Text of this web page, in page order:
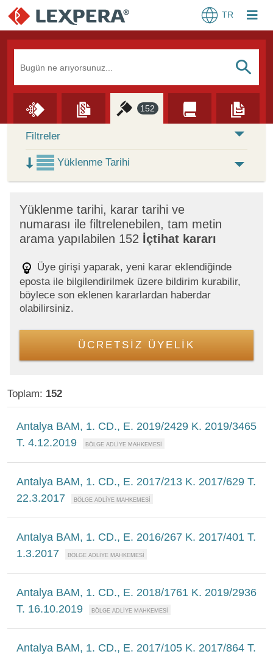
TR
S
152
Skip to Search Results
Filtreler
Yüklenme Tarihi
Yüklenme tarihi, karar tarihi ve
numarası ile filtrelenebilen, tam metin
arama yapılabilen 152 İçtihat kararı
Üye girişi yaparak, yeni karar eklendiğinde
eposta ile bilgilendirilmek üzere bildirim kurabilir,
böylece son eklenen kararlardan haberdar
olabilirsiniz.
ÜCRETSİZ ÜYELİK
Toplam: 152
Antalya BAM, 1. CD., E. 2019/2429 K. 2019/3465
T. 4.12.2019
Antalya BAM, 1. CD., E. 2017/213 K. 2017/629 T.
22.3.2017
Antalya BAM, 1. CD., E. 2016/267 K. 2017/401 T.
1.3.2017
Antalya BAM, 1. CD., E. 2018/1761 K. 2019/2936
T. 16.10.2019
Antalya BAM, 1. CD., E. 2017/105 K. 2017/864 T.